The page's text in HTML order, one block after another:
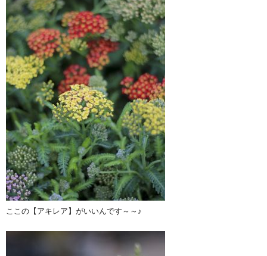
ここの【アキレア】がいいんです～～♪